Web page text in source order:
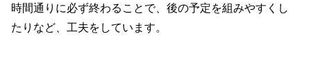
時間通りに必ず終わることで、後の予定を組みやすくし
たりなど、工夫をしています。